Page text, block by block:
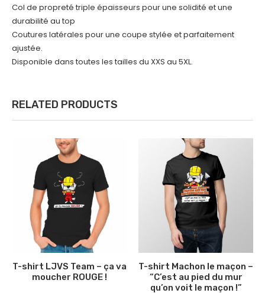
Col de propreté triple épaisseurs pour une solidité et une
durabilité au top
Coutures latérales pour une coupe stylée et parfaitement
ajustée.
Disponible dans toutes les tailles du XXS au 5XL.
RELATED PRODUCTS
T-shirt LJVS Team – ça va
moucher ROUGE !
T-shirt Machon le maçon –
“C’est au pied du mur
qu’on voit le maçon !”